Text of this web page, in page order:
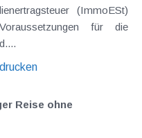
(ImmoESt)
für die
drucken
Reise ohne